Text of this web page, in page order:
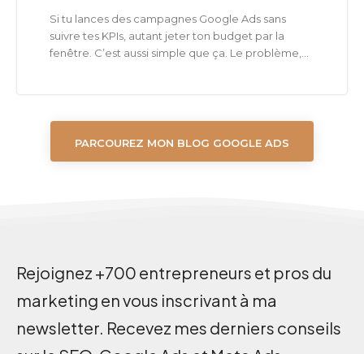
Si tu lances des campagnes Google Ads sans
suivre tes KPIs, autant jeter ton budget par la
fenêtre. C’est aussi simple que ça. Le problème,...
PARCOUREZ MON BLOG GOOGLE ADS
Rejoignez +700 entrepreneurs et pros du
marketing en vous inscrivant à ma
newsletter. Recevez mes derniers conseils